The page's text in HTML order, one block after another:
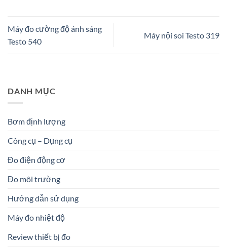
Máy đo cường độ ánh sáng
Testo 540
Máy nội soi Testo 319
DANH MỤC
Bơm định lượng
Công cụ – Dụng cụ
Đo điện động cơ
Đo môi trường
Hướng dẫn sử dụng
Máy đo nhiệt độ
Review thiết bị đo